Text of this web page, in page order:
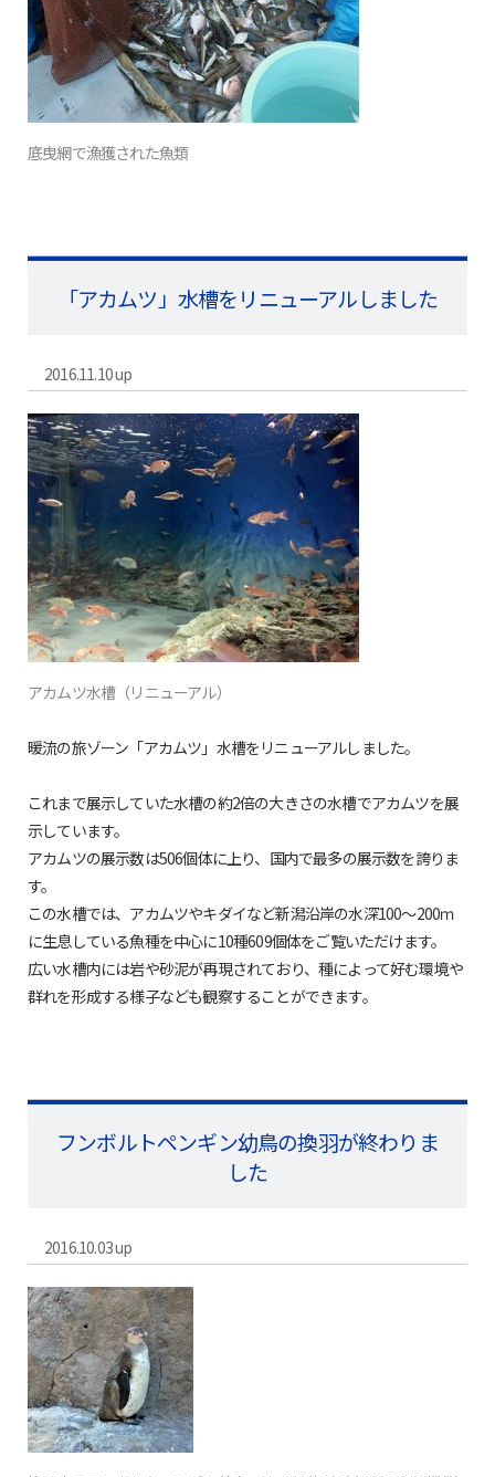
底曳網で漁獲された魚類
「アカムツ」水槽をリニューアルしました
2016.11.10 up
アカムツ水槽（リニューアル）
暖流の旅ゾーン「アカムツ」水槽をリニューアルしました。
これまで展示していた水槽の約2倍の大きさの水槽でアカムツを展
示しています。
アカムツの展示数は506個体に上り、国内で最多の展示数を誇りま
す。
この水槽では、アカムツやキダイなど新潟沿岸の水深100～200ｍ
に生息している魚種を中心に10種609個体をご覧いただけます。
広い水槽内には岩や砂泥が再現されており、種によって好む環境や
群れを形成する様子なども観察することができます。
フンボルトペンギン幼鳥の換羽が終わりま
した
2016.10.03 up